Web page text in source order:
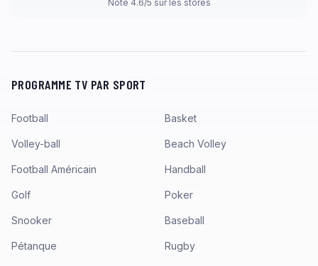
Note 4.6/5 sur les stores
PROGRAMME TV PAR SPORT
Football Basket
Volley-ball Beach Volley
Football Américain Handball
Golf Poker
Snooker Baseball
Pétanque Rugby